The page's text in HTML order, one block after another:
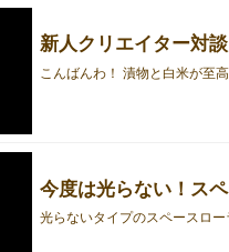
新人クリエイター対談